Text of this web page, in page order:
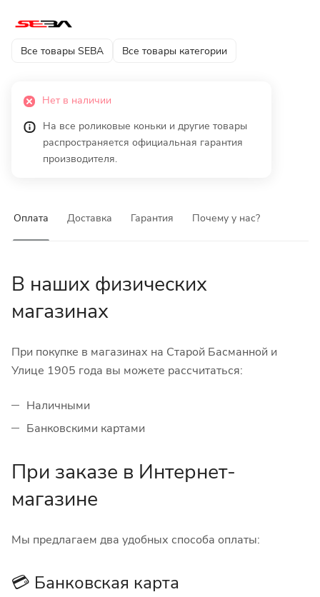
Все товары SEBA Все товары категории
Нет в наличии
На все роликовые коньки и другие товары
распространяется официальная гарантия
производителя.
Оплата Доставка Гарантия Почему у нас?
В наших физических
магазинах
При покупке в магазинах на Старой Басманной и
Улице 1905 года вы можете рассчитаться:
Наличными
Банковскими картами
При заказе в Интернет-
магазине
Мы предлагаем два удобных способа оплаты:
💳 Банковская карта